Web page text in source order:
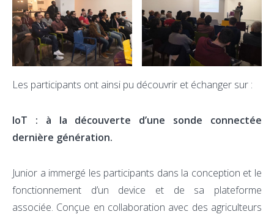
Les participants ont ainsi pu découvrir et échanger sur :
IoT : à la découverte d’une sonde connectée
dernière génération.
Junior a immergé les participants dans la conception et le
fonctionnement d’un device et de sa plateforme
associée. Conçue en collaboration avec des agriculteurs